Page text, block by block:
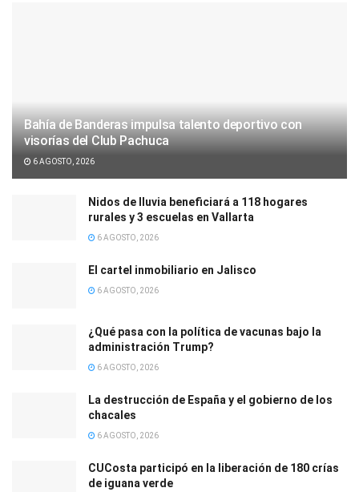
Bahía de Banderas impulsa talento deportivo con
visorías del Club Pachuca
6 AGOSTO, 2026
Nidos de lluvia beneficiará a 118 hogares
rurales y 3 escuelas en Vallarta
6 AGOSTO, 2026
El cartel inmobiliario en Jalisco
6 AGOSTO, 2026
¿Qué pasa con la política de vacunas bajo la
administración Trump?
6 AGOSTO, 2026
La destrucción de España y el gobierno de los
chacales
6 AGOSTO, 2026
CUCosta participó en la liberación de 180 crías
de iguana verde